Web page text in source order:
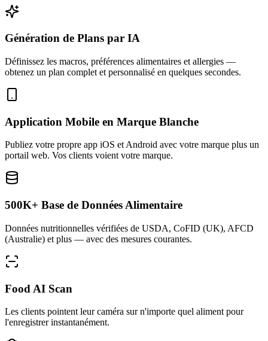
Génération de Plans par IA
Définissez les macros, préférences alimentaires et allergies —
obtenez un plan complet et personnalisé en quelques secondes.
Application Mobile en Marque Blanche
Publiez votre propre app iOS et Android avec votre marque plus un
portail web. Vos clients voient votre marque.
500K+ Base de Données Alimentaire
Données nutritionnelles vérifiées de USDA, CoFID (UK), AFCD
(Australie) et plus — avec des mesures courantes.
Food AI Scan
Les clients pointent leur caméra sur n'importe quel aliment pour
l'enregistrer instantanément.